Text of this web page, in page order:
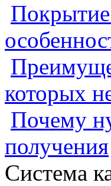
Покрытие
которых
Почему
получения
Система